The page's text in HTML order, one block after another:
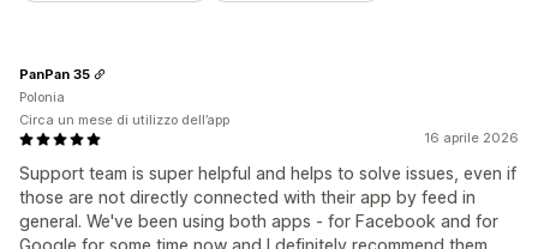
16 aprile 2026
Support team is super helpful and helps to solve issues, even if
those are not directly connected with their app by feed in
general. We've been using both apps - for Facebook and for
PanPan 35
Polonia
Circa un mese di utilizzo dell’app